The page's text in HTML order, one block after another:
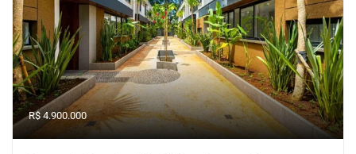
R$ 4.900.000